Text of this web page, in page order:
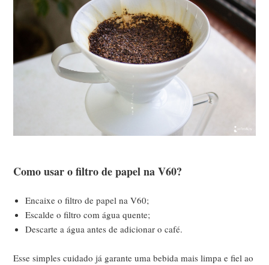
Como usar o filtro de papel na V60?
Encaixe o filtro de papel na V60;
Escalde o filtro com água quente;
Descarte a água antes de adicionar o café.
Esse simples cuidado já garante uma bebida mais limpa e fiel ao